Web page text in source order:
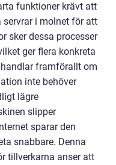
funktioner krävt att
i molnet för att
sker dessa processer
ger flera konkreta
framförallt om
inte behöver
lägre
slipper
sparar den
snabbare. Denna
tillverkarna anser att